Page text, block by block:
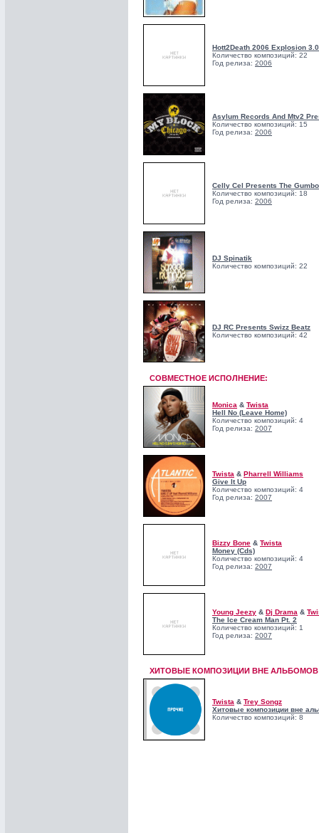
Hott2Death 2006 Explosion 3.0
Количество композиций: 22
Год релиза: 2006
Asylum Records And Mtv2
Количество композиций: 15
Год релиза: 2006
Celly Cel Presents The
Количество композиций: 18
Год релиза: 2006
DJ Spinatik
Количество композиций: 22
DJ RC Presents Swizz Beatz
Количество композиций: 42
СОВМЕСТНОЕ ИСПОЛНЕНИЕ:
Monica & Twista
Hell No (Leave Home)
Количество композиций: 4
Год релиза: 2007
Twista & Pharrell Williams
Give It Up
Количество композиций: 4
Год релиза: 2007
Bizzy Bone & Twista
Money (Cds)
Количество композиций: 4
Год релиза: 2007
Young Jeezy & Dj Drama &
The Ice Cream Man Pt. 2
Количество композиций: 1
Год релиза: 2007
ХИТОВЫЕ КОМПОЗИЦИИ ВНЕ
Twista & Trey Songz
Хитовые композиции вне
Количество композиций: 8